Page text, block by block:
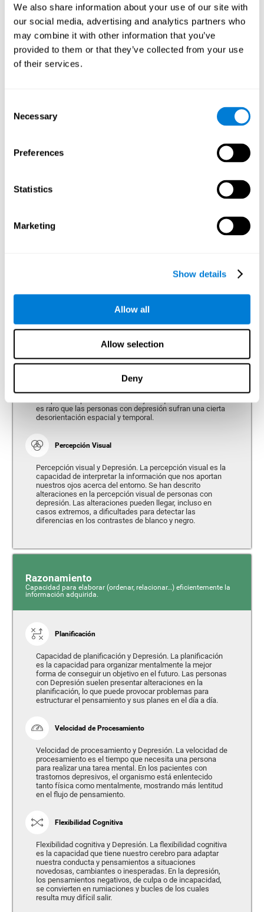
We also share information about your use of our site with
our social media, advertising and analytics partners who
may combine it with other information that you’ve
provided to them or that they’ve collected from your use
of their services.
Selection
Necessary
Preferences
Statistics
Marketing
Show details
Allow all
Allow selection
Deny
Coordinación
Capacidad para realizar eficientemente movimientos precisos y
Coordinación Ojo-mano
requieran de un feedback visual. Cuando esta capacidad
está alterada, como en la Depresión, se pueden observar
que, en pacientes con depresión, puede estar alterada la
Tiempo de reacción y Depresión. El tiempo de reacción se
refiere al tiempo que transcurre desde que percibimos
algo hasta que damos una respuesta a ese estímulo. Las
Percepción Espacial
Percepción espacial y Depresión. La percepción espacial
es la capacidad para posicionarnos respecto al mundo e
es raro que las personas con depresión sufran una cierta
desorientación espacial y temporal.
Percepción Visual
Percepción visual y Depresión. La percepción visual es la
capacidad de interpretar la información que nos aportan
nuestros ojos acerca del entorno. Se han descrito
alteraciones en la percepción visual de personas con
depresión. Las alteraciones pueden llegar, incluso en
casos extremos, a dificultades para detectar las
diferencias en los contrastes de blanco y negro.
Razonamiento
Capacidad para elaborar (ordenar, relacionar…) eficientemente la
información adquirida.
Planificación
Capacidad de planificación y Depresión. La planificación
es la capacidad para organizar mentalmente la mejor
forma de conseguir un objetivo en el futuro. Las personas
con Depresión suelen presentar alteraciones en la
planificación, lo que puede provocar problemas para
estructurar el pensamiento y sus planes en el día a día.
Velocidad de Procesamiento
Velocidad de procesamiento y Depresión. La velocidad de
procesamiento es el tiempo que necesita una persona
para realizar una tarea mental. En los pacientes con
trastornos depresivos, el organismo está enlentecido
tanto física como mentalmente, mostrando más lentitud
en el flujo de pensamiento.
Flexibilidad Cognitiva
Flexibilidad cognitiva y Depresión. La flexibilidad cognitiva
es la capacidad que tiene nuestro cerebro para adaptar
nuestra conducta y pensamientos a situaciones
novedosas, cambiantes o inesperadas. En la depresión,
los pensamientos negativos, de culpa o de incapacidad,
se convierten en rumiaciones y bucles de los cuales
resulta muy difícil salir.